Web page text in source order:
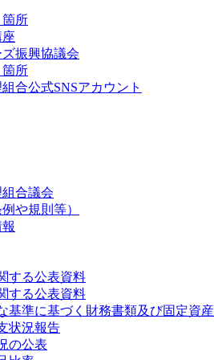
箇所
振興協議会
箇所
合公式SNSアカウント
合議会
や規則等）
する公表資料
する公表資料
基準に基づく財務書類及び固定資
状況報告
の公表